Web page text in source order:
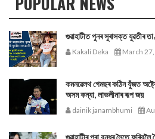
গুৱাহাটীত পুনৰ সুৰাসক্ত যুৱতীৰ
Kakali Deka March
কমনৱেলথ গেমছৰ কঠিন যুঁজত
অসম কন্যা, লাভলীনাৰ ৰূপ জয়
dainik janambhumi
গুৱাহাটীৰ পৰা বন্ধুৰ সৈতে